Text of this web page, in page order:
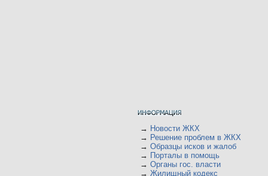
→ Новости ЖКХ
→ Решение проблем в ЖКХ
→ Образцы исков и жалоб
→ Порталы в помощь
→ Органы гос. власти
→ Жилищный кодекс